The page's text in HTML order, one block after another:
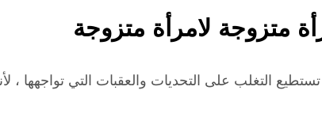
متزوجة لامرأة متزوجة
التغلب على التحديات والعقبات التي